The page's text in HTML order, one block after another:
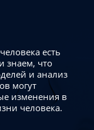
есть
и знаем, что
и анализ
могут
изменения в
человека.